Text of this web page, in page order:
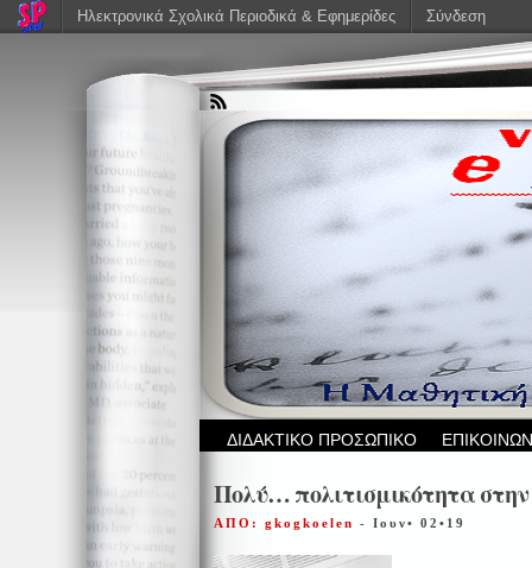
ΔΙΔΑΚΤΙΚΟ ΠΡΟΣΩΠΙΚΟ
Πολύ… πολιτισμικότητα στην
ΑΠΟ: gkogkoelen - Ιουν• 02•19
Ηλεκτρονικά Σχολικά Περιοδικά & Εφημερίδες Σύνδεση